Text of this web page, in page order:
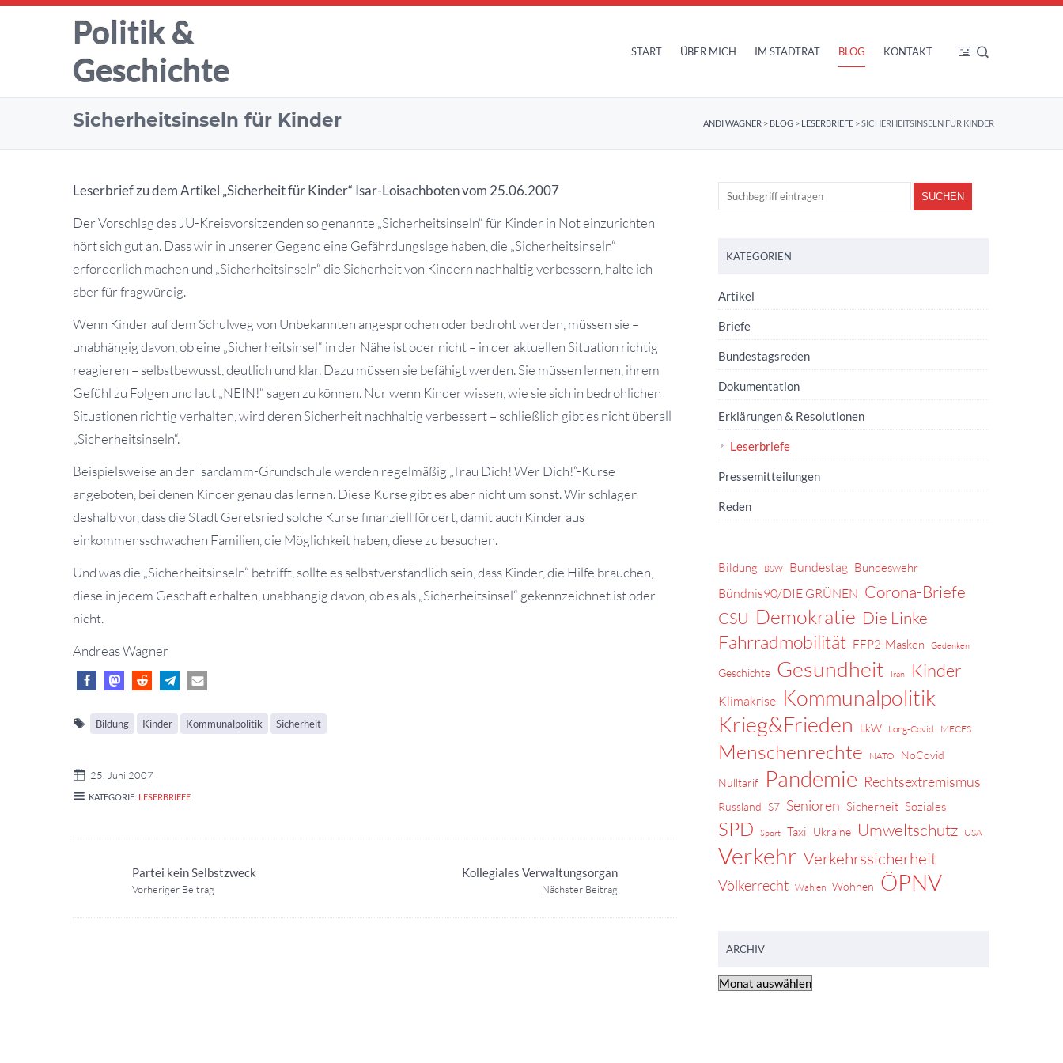
Politik &
Geschichte
START ÜBER MICH IM STADTRAT BLOG KONTAKT
Sicherheitsinseln für Kinder ANDI WAGNER > BLOG > LESERBRIEFE >SICHERHEITSINSELN FÜR KINDER
Leserbrief zu dem Artikel „Sicherheit für Kinder“ Isar-Loisachboten vom 25.06.2007
Der Vorschlag des JU-Kreisvorsitzenden so genannte „Sicherheitsinseln“ für Kinder in Not einzurichten
hört sich gut an. Dass wir in unserer Gegend eine Gefährdungslage haben, die „Sicherheitsinseln“
erforderlich machen und „Sicherheitsinseln“ die Sicherheit von Kindern nachhaltig verbessern, halte ich
aber für fragwürdig.
Wenn Kinder auf dem Schulweg von Unbekannten angesprochen oder bedroht werden, müssen sie –
unabhängig davon, ob eine „Sicherheitsinsel“ in der Nähe ist oder nicht – in der aktuellen Situation richtig
reagieren – selbstbewusst, deutlich und klar. Dazu müssen sie befähigt werden. Sie müssen lernen, ihrem
Gefühl zu Folgen und laut „NEIN!“ sagen zu können. Nur wenn Kinder wissen, wie sie sich in bedrohlichen
Situationen richtig verhalten, wird deren Sicherheit nachhaltig verbessert – schließlich gibt es nicht überall
„Sicherheitsinseln“.
Beispielsweise an der Isardamm-Grundschule werden regelmäßig „Trau Dich! Wer Dich!“-Kurse
angeboten, bei denen Kinder genau das lernen. Diese Kurse gibt es aber nicht um sonst. Wir schlagen
deshalb vor, dass die Stadt Geretsried solche Kurse finanziell fördert, damit auch Kinder aus
einkommensschwachen Familien, die Möglichkeit haben, diese zu besuchen.
Und was die „Sicherheitsinseln“ betrifft, sollte es selbstverständlich sein, dass Kinder, die Hilfe brauchen,
diese in jedem Geschäft erhalten, unabhängig davon, ob es als „Sicherheitsinsel“ gekennzeichnet ist oder
nicht.
Andreas Wagner
Bildung Kinder Kommunalpolitik Sicherheit
25. Juni 2007
KATEGORIE: LESERBRIEFE
Partei kein Selbstzweck
Vorheriger Beitrag
Kollegiales Verwaltungsorgan
Nächster Beitrag
KATEGORIEN
Artikel
Briefe
Bundestagsreden
Dokumentation
Erklärungen & Resolutionen
Leserbriefe
Pressemitteilungen
Reden
Bildung BSW Bundestag Bundeswehr
Bündnis90/DIE GRÜNEN Corona-Briefe
CSU Demokratie Die Linke
Fahrradmobilität FFP2-Masken Gedenken
Geschichte Gesundheit Iran Kinder
Klimakrise Kommunalpolitik
Krieg&Frieden
LkW Long-Covid MECFS
Menschenrechte NATO NoCovid
Nulltarif Pandemie Rechtsextremismus
Russland S7 Senioren Sicherheit Soziales
SPD Sport Taxi Ukraine Umweltschutz USA
Verkehr Verkehrssicherheit
Völkerrecht Wahlen Wohnen ÖPNV
ARCHIV